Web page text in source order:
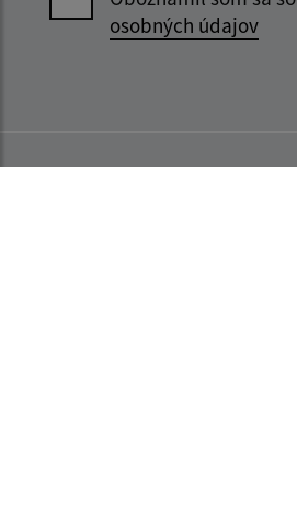
osobných údajov